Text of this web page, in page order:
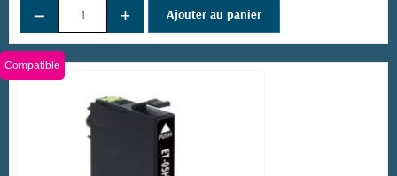
− + Ajouter au panier
Compatible